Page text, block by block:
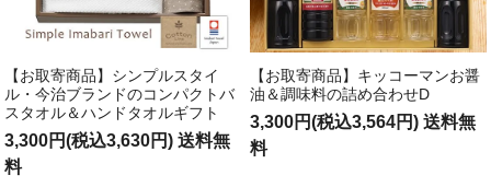
【お取寄商品】シンプルスタイ
ル・今治ブランドのコンパクトバ
スタオル＆ハンドタオルギフト
3,300円(税込3,630円) 送料無
料
【お取寄商品】キッコーマンお醤
油＆調味料の詰め合わせD
3,300円(税込3,564円) 送料無
料